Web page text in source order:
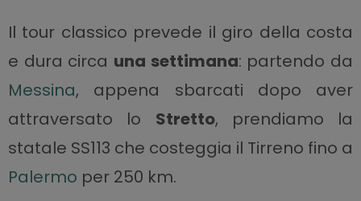
Il tour classico prevede il giro della costa
e dura circa una settimana: partendo da
Messina, appena sbarcati dopo aver
attraversato lo Stretto, prendiamo la
statale SS113 che costeggia il Tirreno fino a
Palermo per 250 km.